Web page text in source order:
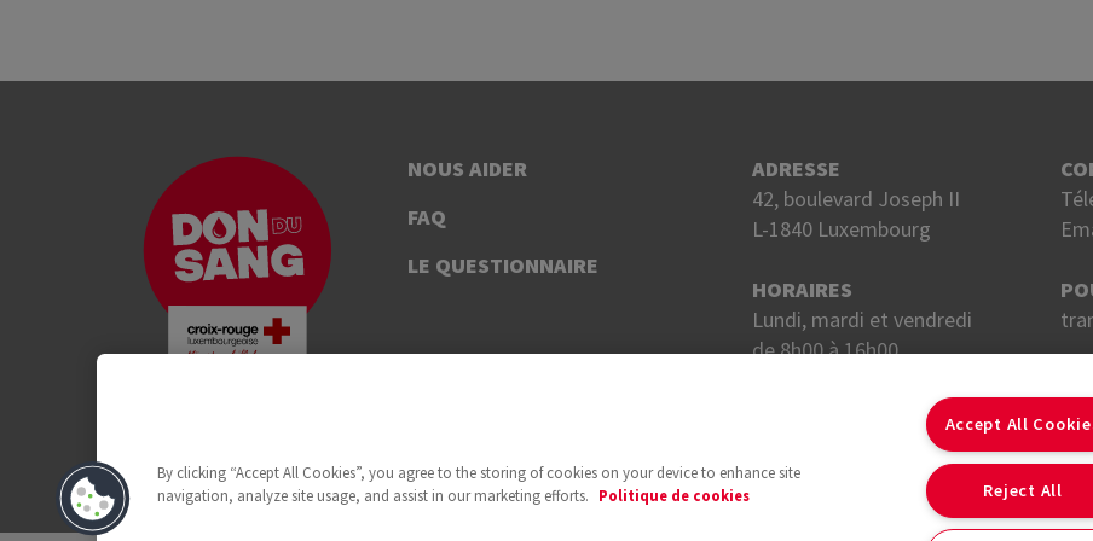
NOUS AIDER
FAQ
LE QUESTIONNAIRE
ADRESSE
42, boulevard Joseph II
L-1840 Luxembourg
HORAIRES
Lundi, mardi et vendredi
de 8h00 à 16h00.
By clicking “Accept All Cookies”, you agree to the storing of cookies on your device to enhance site
navigation, analyze site usage, and assist in our marketing efforts.
Politique de cookies
Accept All
Reject All